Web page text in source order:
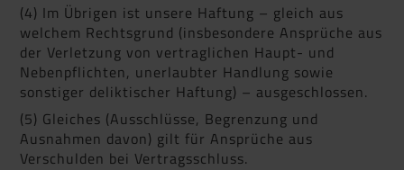
(4) Im Übrigen ist unsere Haftung – gleich aus
welchem Rechtsgrund (insbesondere Ansprüche aus
der Verletzung von vertraglichen Haupt- und
Nebenpflichten, unerlaubter Handlung sowie
sonstiger deliktischer Haftung) – ausgeschlossen.
(5) Gleiches (Ausschlüsse, Begrenzung und
Ausnahmen davon) gilt für Ansprüche aus
Verschulden bei Vertragsschluss.